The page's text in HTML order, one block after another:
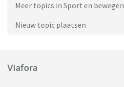
Meer topics in Sport en bewegen
Nieuw topic plaatsen
Viafora